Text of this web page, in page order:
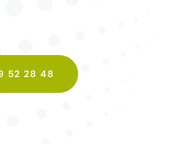
52 28 48